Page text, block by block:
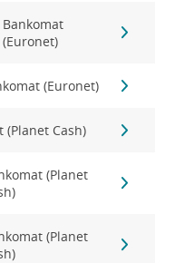
Bankomat
(Euronet)
(Euronet)
(Planet Cash)
(Planet
(Planet